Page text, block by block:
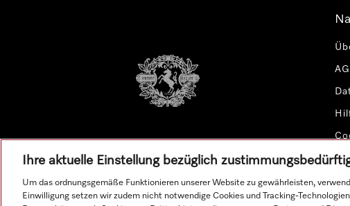
Ihre aktuelle Einstellung bezüglich
Um das ordnungsgemäße Funktionieren unserer Website zu gewährleisten,
Einwilligung setzen wir zudem nicht notwendige Cookies und Tracking-